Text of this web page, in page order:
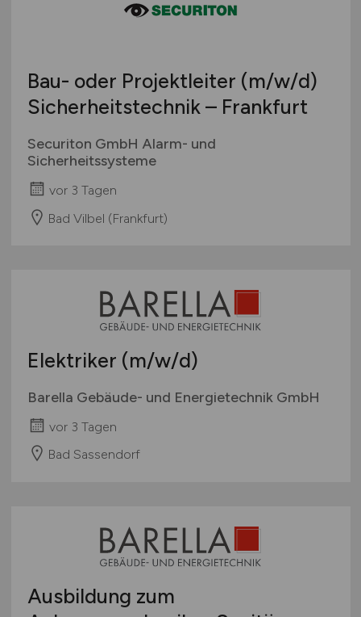
Bau- oder Projektleiter (m/w/d)
Sicherheitstechnik – Frankfurt
Securiton GmbH Alarm- und
Sicherheitssysteme
vor 3 Tagen
Bad Vilbel (Frankfurt)
Elektriker (m/w/d)
Barella Gebäude- und Energietechnik GmbH
vor 3 Tagen
Bad Sassendorf
Ausbildung zum